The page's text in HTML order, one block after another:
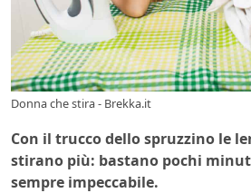
Donna che stira - Brekka.it
Con il trucco dello spruzzino le
stirano più: bastano pochi
sempre impeccabile.